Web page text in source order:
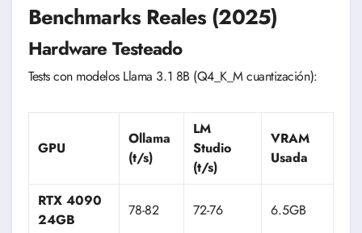
Benchmarks Reales (2025)
Hardware Testeado
Tests con modelos Llama 3.1 8B (Q4_K_M cuantización):
GPU
Ollama
(t/s)
LM
Studio
(t/s)
VRAM
Usada
RTX 4090
24GB
78-82 72-76 6.5GB